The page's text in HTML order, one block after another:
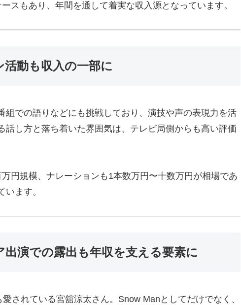
スもあり、年間を通して着実な収入源となっています。
活動も収入の一部に
組での語りなどにも挑戦しており、演技や声の表現力を活
話し方と落ち着いた雰囲気は、テレビ局側からも高い評価
円規模、ナレーションも1本数万円〜十数万円が相場であ
ます。
演での露出も年収を支える要素に
されている宮舘涼太さん。Snow Manとしてだけでなく、